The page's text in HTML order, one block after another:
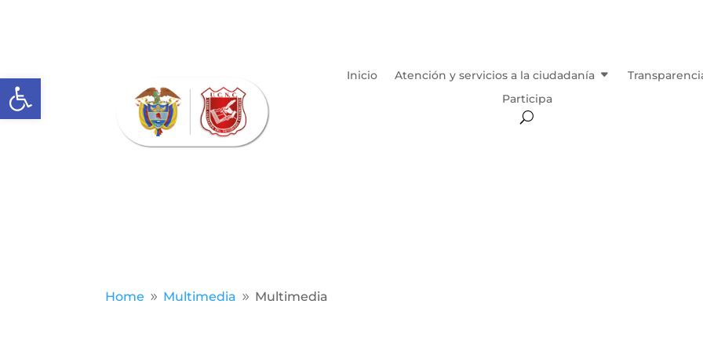
Abrir barra de herramientas Inicio Atención y servicios a la ciudadanía
Participa
Home 9 Multimedia 9 Multimedia